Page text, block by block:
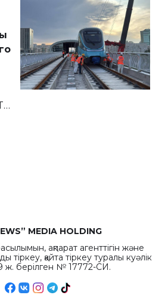
MEDIA HOLDING
ақпарат агенттігін және
қайта тіркеу туралы куәлік
ж. берілген № 17772-СИ.